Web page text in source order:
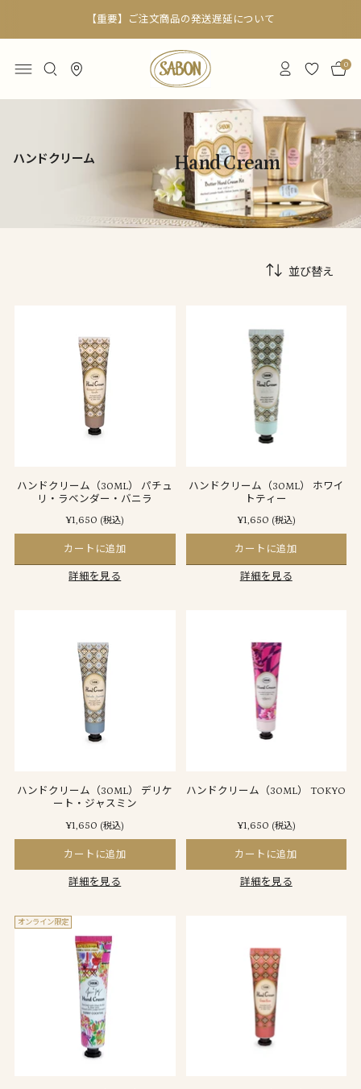
【重要】ご注文商品の発送遅延について
0
ハンドクリーム Hand Cream
並び替え
ハンドクリーム（30ML） パチュ
リ・ラベンダー・バニラ
¥1,650 (税込)
カートに追加
詳細を見る
ハンドクリーム（30ML） ホワイ
トティー
¥1,650 (税込)
カートに追加
詳細を見る
ハンドクリーム（30ML） デリケ
ート・ジャスミン
¥1,650 (税込)
カートに追加
詳細を見る
ハンドクリーム（30ML） TOKYO
¥1,650 (税込)
カートに追加
詳細を見る
オンライン限定